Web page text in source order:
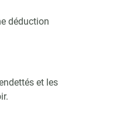
déduction
et les